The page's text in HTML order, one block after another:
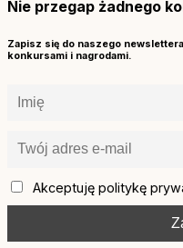
Nie przegap żadnego
Zapisz się do naszego
konkursami i nagrodami.
Akceptuję politykę